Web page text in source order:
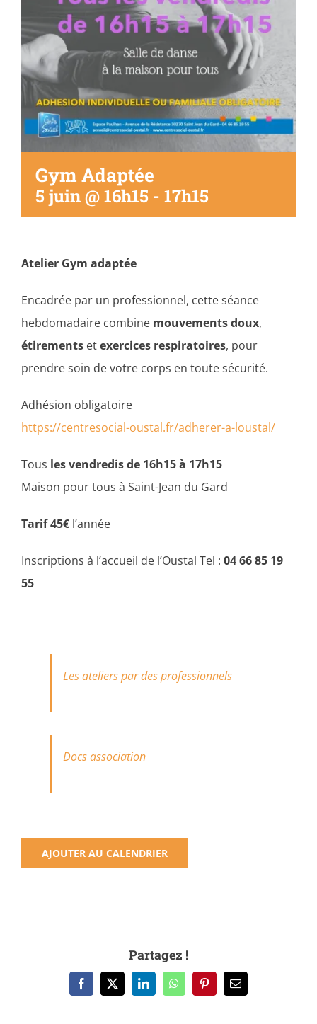
Gym Adaptée
5 juin @ 16h15 - 17h15
Atelier Gym adaptée
Encadrée par un professionnel, cette séance
hebdomadaire combine mouvements doux,
étirements etexercices respiratoires, pour
prendre soin de votre corps en toute sécurité.
Adhésion obligatoire
https://centresocial-oustal.fr/adherer-a-loustal/
Tous les vendredis de 16h15 à 17h15
Maison pour tous à Saint-Jean du Gard
Tarif 45€ l’année
Inscriptions à l’accueil de l’Oustal Tel : 04 66 85 19
55
Les ateliers par des professionnels
Docs association
AJOUTER AU CALENDRIER
Partagez !
Facebook
X LinkedInWhatsAppPinterestEmail